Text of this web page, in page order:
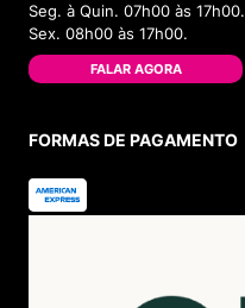
Seg. à Quin. 07h00 às 17h00.
Sex. 08h00 às 17h00.
FALAR AGORA
FORMAS DE PAGAMENTO